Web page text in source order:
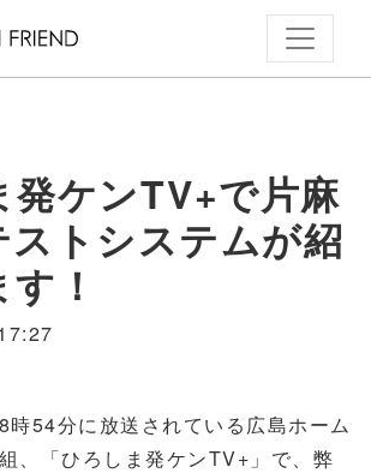
発ケンTV+で片麻
ストシステムが紹
！
時54分に放送されている広島ホーム
、「ひろしま発ケンTV+」で、弊